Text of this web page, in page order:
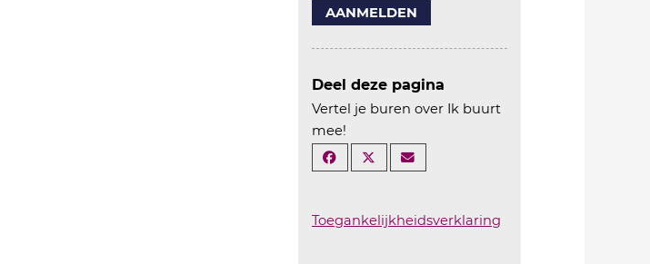
AANMELDEN
Deel deze pagina
Vertel je buren over Ik buurt
mee!
Toegankelijkheidsverklaring